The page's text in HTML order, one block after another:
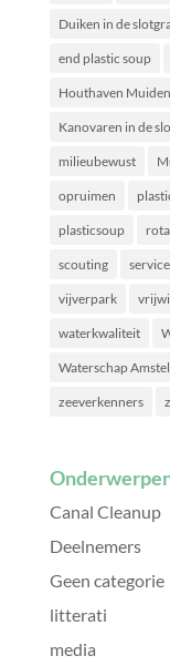
Duiken in de
end plastic soup
Houthaven Muiden
Kanovaren in de
milieubewust
opruimen
plasticsoup
scouting
vijverpark
waterkwaliteit
Waterschap
zeeverkenners
Canal Cleanup
Deelnemers
Geen categorie
litterati
media